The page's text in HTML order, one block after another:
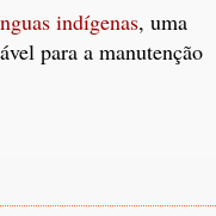
indígenas, uma
para a manutenção